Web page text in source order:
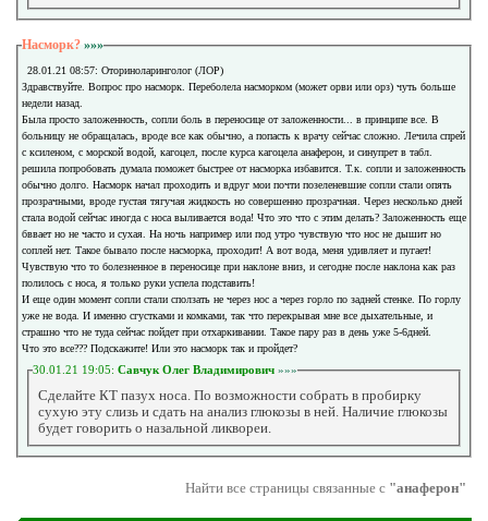
Насморк? »»»
28.01.21 08:57: Оториноларинголог (ЛОР)
Здравствуйте. Вопрос про насморк. Переболела насморком (может орви или орз) чуть больше
недели назад.
Была просто заложенность, сопли боль в переносице от заложенности... в принципе все. В
больницу не обращалась, вроде все как обычно, а попасть к врачу сейчас сложно. Лечила спрей
с ксиленом, с морской водой, кагоцел, после курса кагоцела анаферон, и синупрет в табл.
решила попробовать думала поможет быстрее от насморка избавится. Т.к. сопли и заложенность
обычно долго. Насморк начал проходить и вдруг мои почти позеленевшие сопли стали опять
прозрачными, вроде густая тягучая жидкость но совершенно прозрачная. Через несколько дней
стала водой сейчас иногда с носа выливается вода! Что это что с этим делать? Заложенность еще
бввает но не часто и сухая. На ночь например или под утро чувствую что нос не дышит но
соплей нет. Такое бывало после насморка, проходит! А вот вода, меня удивляет и пугает!
Чувствую что то болезненное в переносице при наклоне вниз, и сегодне после наклона как раз
полилось с носа, я только руки успела подставить!
И еще один момент сопли стали сползать не через нос а через горло по задней стенке. По горлу
уже не вода. И именно сгустками и комками, так что перекрывая мне все дыхательные, и
страшно что не туда сейчас пойдет при отхаркивании. Такое пару раз в день уже 5-6дней.
Что это все??? Подскажите! Или это насморк так и пройдет?
30.01.21 19:05: Савчук Олег Владимирович »»»
Сделайте КТ пазух носа. По возможности собрать в пробирку
сухую эту слизь и сдать на анализ глюкозы в ней. Наличие глюкозы
будет говорить о назальной ликвореи.
Найти все страницы связанные с "анаферон"